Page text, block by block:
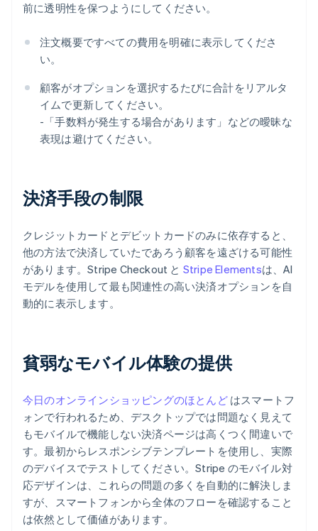
前に透明性を保つようにしてください。
注文概要ですべての費用を明確に表示してくださ
い。
顧客がオプションを選択するたびに合計をリアルタ
イムで更新してください。
-「手数料が発生する場合があります」などの曖昧な
表現は避けてください。
決済手段の制限
クレジットカードとデビットカードのみに依存すると、
他の方法で決済していたであろう顧客を遠ざける可能性
があります。Stripe Checkout と Stripe Elementsは、AI
モデルを使用して最も関連性の高い決済オプションを自
動的に表示します。
貧弱なモバイル体験の提供
今日のオンラインショッピングのほとんどはスマートフ
ォンで行われるため、デスクトップでは問題なく見えて
もモバイルで機能しない決済ページは高くつく間違いで
す。最初からレスポンシブテンプレートを使用し、実際
のデバイスでテストしてください。Stripe のモバイル対
応デザインは、これらの問題の多くを自動的に解決しま
すが、スマートフォンから全体のフローを確認すること
は依然として価値があります。